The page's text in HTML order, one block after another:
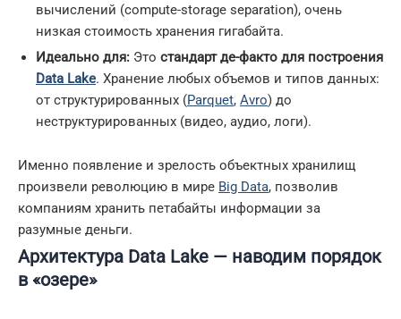
вычислений (compute-storage separation), очень
низкая стоимость хранения гигабайта.
Идеально для: Это стандарт де-факто для построения
Data Lake. Хранение любых объемов и типов данных:
от структурированных (Parquet, Avro) до
неструктурированных (видео, аудио, логи).
Именно появление и зрелость объектных хранилищ
произвели революцию в мире Big Data, позволив
компаниям хранить петабайты информации за
разумные деньги.
Архитектура Data Lake — наводим порядок
в «озере»